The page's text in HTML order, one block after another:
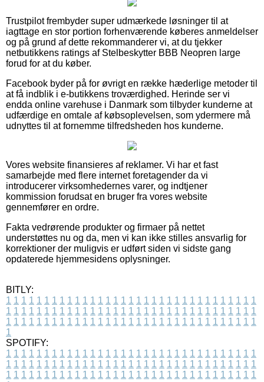
Trustpilot frembyder super udmærkede løsninger til at
iagttage en stor portion forhenværende køberes anmeldelser
og på grund af dette rekommanderer vi, at du tjekker
netbutikkens ratings af Stelbeskytter BBB Neopren large
forud for at du køber.
Facebook byder på for øvrigt en række hæderlige metoder til
at få indblik i e-butikkens troværdighed. Herinde ser vi
endda online varehuse i Danmark som tilbyder kunderne at
udfærdige en omtale af købsoplevelsen, som ydermere må
udnyttes til at fornemme tilfredsheden hos kunderne.
Vores website finansieres af reklamer. Vi har et fast
samarbejde med flere internet foretagender da vi
introducerer virksomhedernes varer, og indtjener
kommission forudsat en bruger fra vores website
gennemfører en ordre.
Fakta vedrørende produkter og firmaer på nettet
understøttes nu og da, men vi kan ikke stilles ansvarlig for
korrektioner der muligvis er udført siden vi sidste gang
opdaterede hjemmesidens oplysninger.
BITLY:
1 1 1 1 1 1 1 1 1 1 1 1 1 1 1 1 1 1 1 1 1 1 1 1 1 1 1 1 1 1 1 1 1
1 1 1 1 1 1 1 1 1 1 1 1 1 1 1 1 1 1 1 1 1 1 1 1 1 1 1 1 1 1 1 1 1
1 1 1 1 1 1 1 1 1 1 1 1 1 1 1 1 1 1 1 1 1 1 1 1 1 1 1 1 1 1 1 1 1
1
SPOTIFY:
1 1 1 1 1 1 1 1 1 1 1 1 1 1 1 1 1 1 1 1 1 1 1 1 1 1 1 1 1 1 1 1 1
1 1 1 1 1 1 1 1 1 1 1 1 1 1 1 1 1 1 1 1 1 1 1 1 1 1 1 1 1 1 1 1 1
1 1 1 1 1 1 1 1 1 1 1 1 1 1 1 1 1 1 1 1 1 1 1 1 1 1 1 1 1 1 1 1 1